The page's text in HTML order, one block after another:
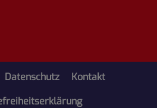
Datenschutz
Kontakt